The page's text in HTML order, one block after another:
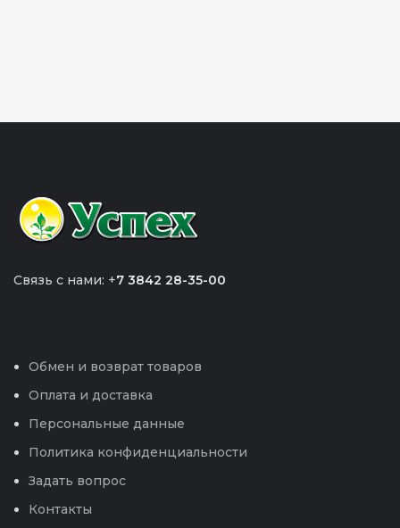
Связь с нами: +7 3842 28-35-00
Обмен и возврат товаров
Оплата и доставка
Персональные данные
Политика конфиденциальности
Задать вопрос
Контакты